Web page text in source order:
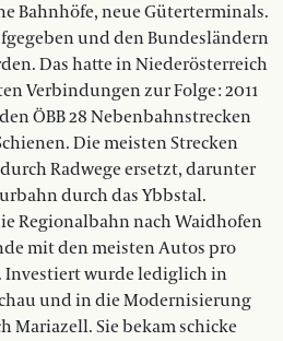
Bahnhöfe, neue Güterterminals.
und den Bundesländern
Das hatte in Niederösterreich
Verbindungen zur Folge : 2011
ÖBB 28 Nebenbahnstrecken
Die meisten Strecken
Radwege ersetzt, darunter
durch das Ybbstal.
Regionalbahn nach Waidhofen
mit den meisten Autos pro
Investiert wurde lediglich in
und in die Modernisierung
Mariazell. Sie bekam schicke